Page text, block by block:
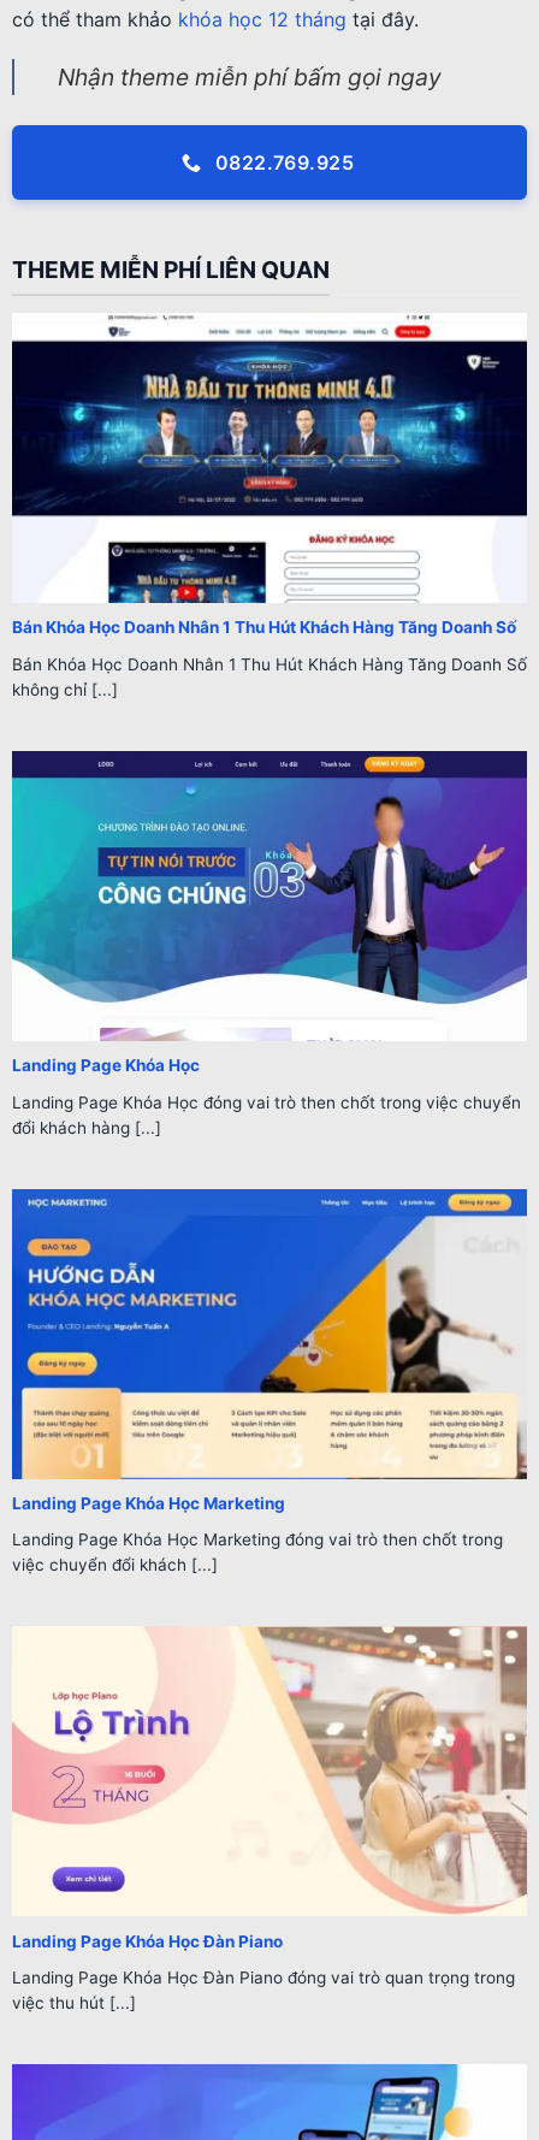
có thể tham khảo khóa học 12 tháng tại đây.
Nhận theme miễn phí bấm gọi ngay
0822.769.925
THEME MIỄN PHÍ LIÊN QUAN
Bán Khóa Học Doanh Nhân 1 Thu Hút Khách Hàng Tăng Doanh Số
Bán Khóa Học Doanh Nhân 1 Thu Hút Khách Hàng Tăng Doanh Số
không chỉ [...]
Landing Page Khóa Học
Landing Page Khóa Học đóng vai trò then chốt trong việc chuyển
đổi khách hàng [...]
Landing Page Khóa Học Marketing
Landing Page Khóa Học Marketing đóng vai trò then chốt trong
việc chuyển đổi khách [...]
Landing Page Khóa Học Đàn Piano
Landing Page Khóa Học Đàn Piano đóng vai trò quan trọng trong
việc thu hút [...]